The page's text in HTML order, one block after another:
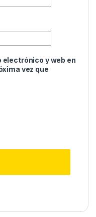
electrónico y web en
vez que